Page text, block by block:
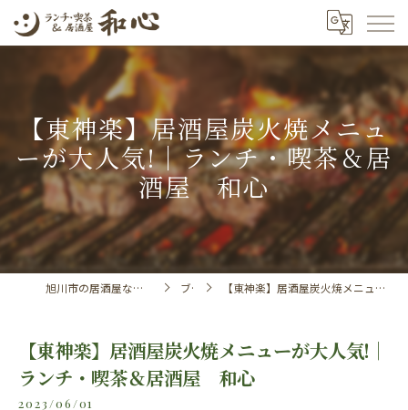
【東神楽】居酒屋炭火焼メニュ
ーが大人気!｜ランチ・喫茶＆居
酒屋 和心
旭川市の居酒屋ならランチ・喫茶＆居酒屋 和心 ブログ 【東神楽】居酒屋炭火焼メニューが大人気!｜ランチ・喫茶＆居酒屋 和心
【東神楽】居酒屋炭火焼メニューが大人気!｜
ランチ・喫茶＆居酒屋 和心
2023/06/01